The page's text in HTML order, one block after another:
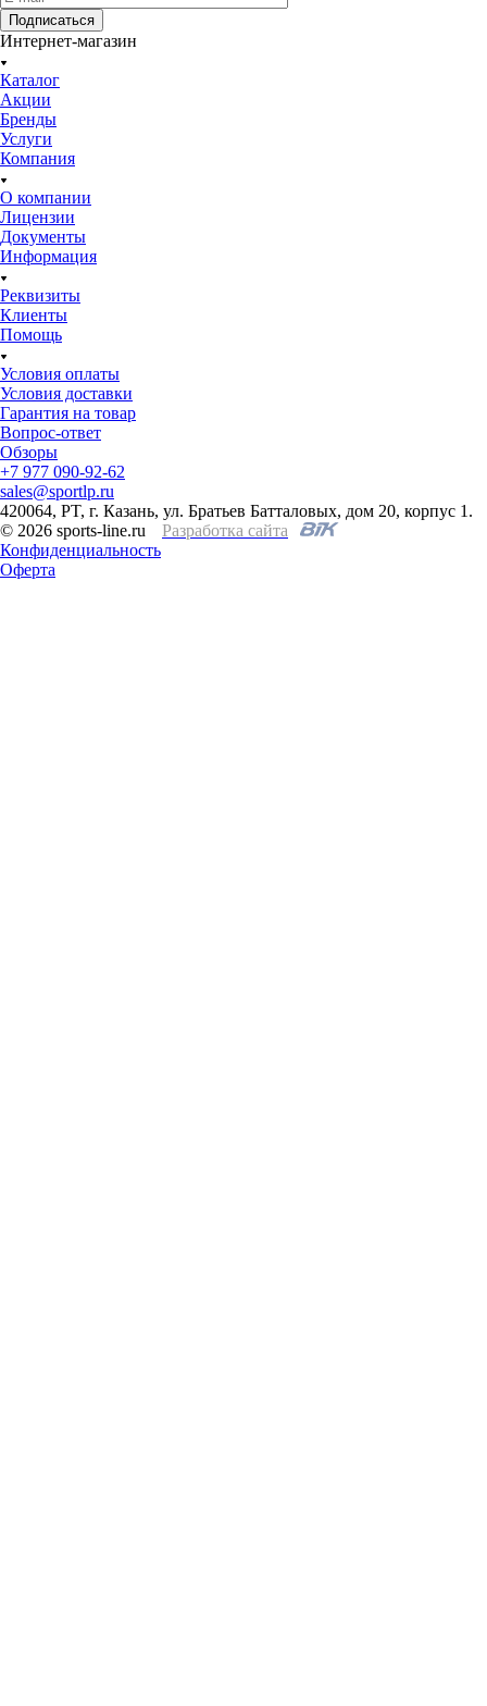
Подписаться
Интернет-магазин
Каталог
Акции
Бренды
Услуги
Компания
О компании
Лицензии
Документы
Информация
Реквизиты
Клиенты
Помощь
Условия оплаты
Условия доставки
Гарантия на товар
Вопрос-ответ
Обзоры
+7 977 090-92-62
sales@sportlp.ru
420064, PT, г. Казань, ул. Братьев Батталовых, дом 20, корпус 1.
© 2026 sports-line.ru
Разработка сайта
Конфиденциальность
Оферта